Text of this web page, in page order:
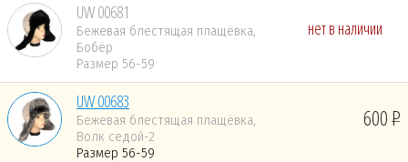
UW 00681
Бежевая блестящая плащёвка,
Бобёр
Размер 56-59
нет в наличии
UW 00683
Бежевая блестящая плащёвка,
Волк седой-2
Размер 56-59
600